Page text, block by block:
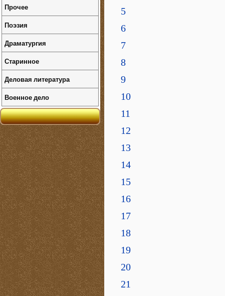
5
6
7
8
9
10
11
12
13
14
15
16
17
18
19
20
21
Прочее
Поэзия
Драматургия
Старинное
Деловая литература
Военное дело